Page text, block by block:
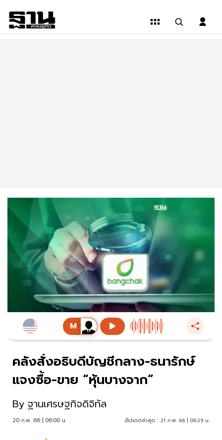
คลังสั่งอธิบดีบัญชีกลาง-ธนารักษ์
แจงซื้อ-ขาย “หุ้นบางจาก”
By ฐานเศรษฐกิจดิจิทัล
20 ก.พ. 66 | 06:00 น. อัปเดตล่าสุด : 21 ก.พ. 66 | 06:29 น.